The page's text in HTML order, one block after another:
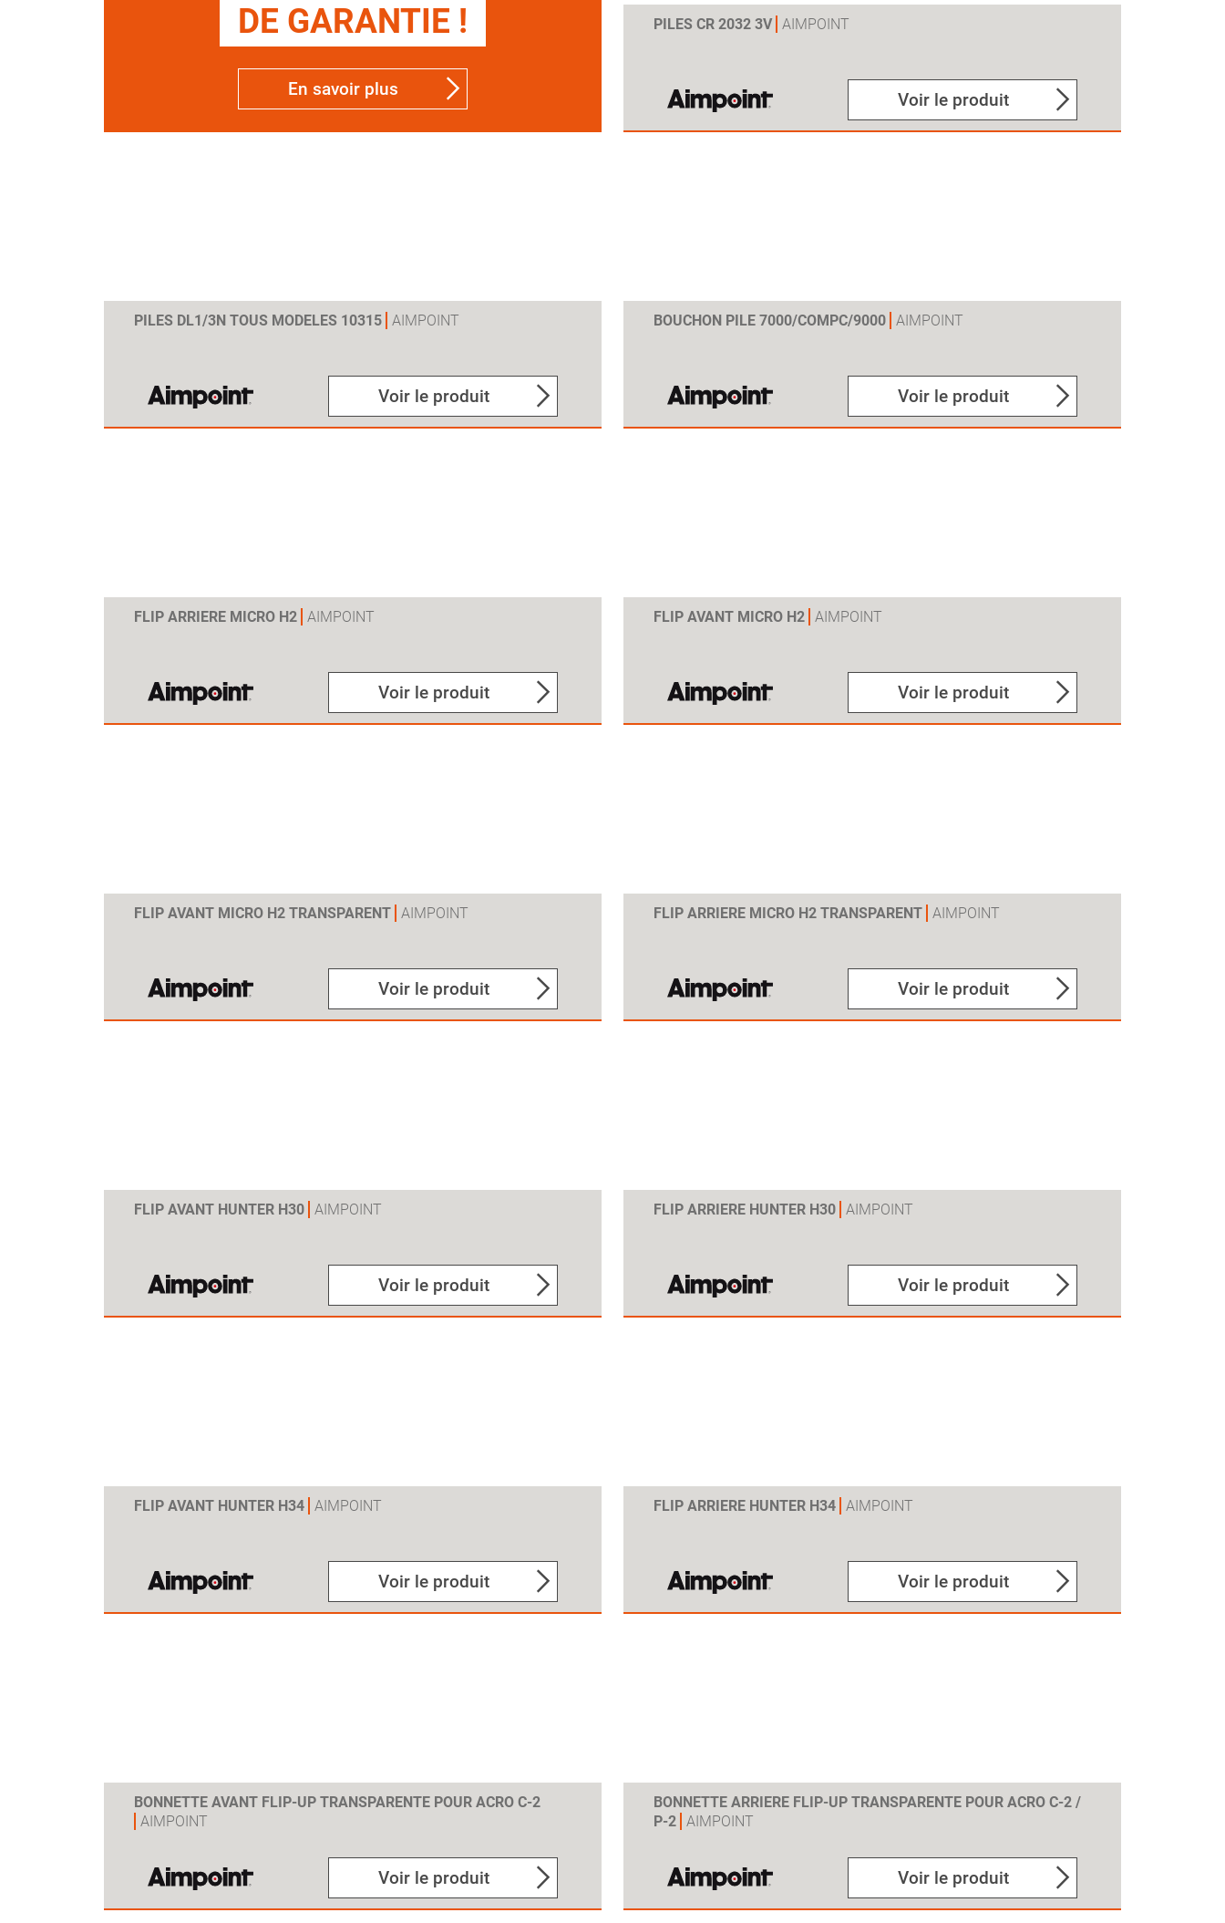
DE GARANTIE !
En savoir plus
PILES CR 2032 3V AIMPOINT
Voir le produit
PILES DL1/3N TOUS MODELES 10315 AIMPOINT
Voir le produit
BOUCHON PILE 7000/COMPC/9000 AIMPOINT
Voir le produit
FLIP ARRIERE MICRO H2 AIMPOINT
Voir le produit
FLIP AVANT MICRO H2 AIMPOINT
Voir le produit
FLIP AVANT MICRO H2 TRANSPARENT AIMPOINT
Voir le produit
FLIP ARRIERE MICRO H2 TRANSPARENT AIMPOINT
Voir le produit
FLIP AVANT HUNTER H30 AIMPOINT
Voir le produit
FLIP ARRIERE HUNTER H30 AIMPOINT
Voir le produit
FLIP AVANT HUNTER H34 AIMPOINT
Voir le produit
FLIP ARRIERE HUNTER H34 AIMPOINT
Voir le produit
BONNETTE AVANT FLIP-UP TRANSPARENTE POUR ACRO C-2
AIMPOINT
Voir le produit
BONNETTE ARRIERE FLIP-UP TRANSPARENTE POUR ACRO C-2 /
P-2 AIMPOINT
Voir le produit